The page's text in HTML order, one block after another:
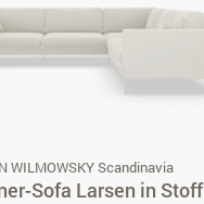
WILMOWSKY Scandinavia
Sofa Larsen in Stoff